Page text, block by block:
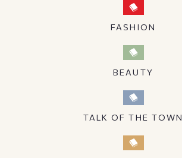
FASHION
BEAUTY
TALK OF THE TOWN